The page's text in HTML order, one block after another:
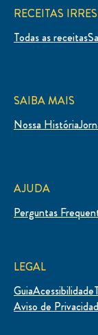
RECEITAS
Todas as receitas
SAIBA MAIS
Nossa História
AJUDA
Perguntas
LEGAL
GuiaAcessibilidade
Aviso de